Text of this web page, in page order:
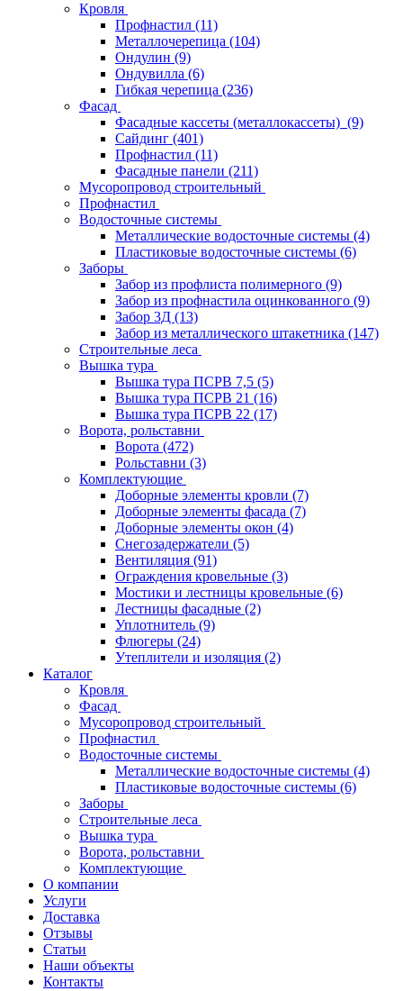
Кровля
Профнастил (11)
Металлочерепица (104)
Ондулин (9)
Ондувилла (6)
Гибкая черепица (236)
Фасад
Фасадные кассеты (металлокассеты) (9)
Сайдинг (401)
Профнастил (11)
Фасадные панели (211)
Мусоропровод строительный
Профнастил
Водосточные системы
Металлические водосточные системы (4)
Пластиковые водосточные системы (6)
Заборы
Забор из профлиста полимерного (9)
Забор из профнастила оцинкованного (9)
Забор 3Д (13)
Забор из металлического штакетника (147)
Строительные леса
Вышка тура
Вышка тура ПСРВ 7,5 (5)
Вышка тура ПСРВ 21 (16)
Вышка тура ПСРВ 22 (17)
Ворота, рольставни
Ворота (472)
Рольставни (3)
Комплектующие
Доборные элементы кровли (7)
Доборные элементы фасада (7)
Доборные элементы окон (4)
Снегозадержатели (5)
Вентиляция (91)
Ограждения кровельные (3)
Мостики и лестницы кровельные (6)
Лестницы фасадные (2)
Уплотнитель (9)
Флюгеры (24)
Утеплители и изоляция (2)
Каталог
Кровля
Фасад
Мусоропровод строительный
Профнастил
Водосточные системы
Металлические водосточные системы (4)
Пластиковые водосточные системы (6)
Заборы
Строительные леса
Вышка тура
Ворота, рольставни
Комплектующие
О компании
Услуги
Доставка
Отзывы
Статьи
Наши объекты
Контакты